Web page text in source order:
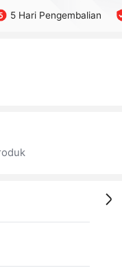
5 Hari Pengembalian